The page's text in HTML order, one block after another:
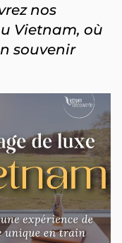
nos
Vietnam, où
souvenir